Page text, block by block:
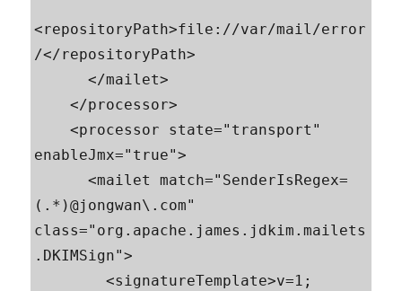
<repositoryPath>file://var/mail/error
/</repositoryPath>
      </mailet>
    </processor>
    <processor state="transport"
enableJmx="true">
      <mailet match="SenderIsRegex=
(.*)@jongwan\.com"
class="org.apache.james.jdkim.mailets
.DKIMSign">
        <signatureTemplate>v=1;